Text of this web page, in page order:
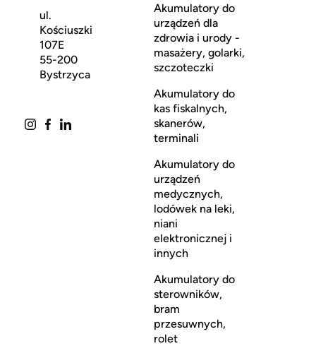
ul.
Kościuszki
107E
55-200
Bystrzyca
Akumulatory do
urządzeń dla
zdrowia i urody -
masażery, golarki,
szczoteczki
Akumulatory do
kas fiskalnych,
skanerów,
terminali
Akumulatory do
urządzeń
medycznych,
lodówek na leki,
niani
elektronicznej i
innych
Akumulatory do
sterowników,
bram
przesuwnych,
rolet